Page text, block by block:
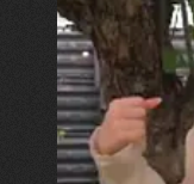
30.07.2026
Калина,